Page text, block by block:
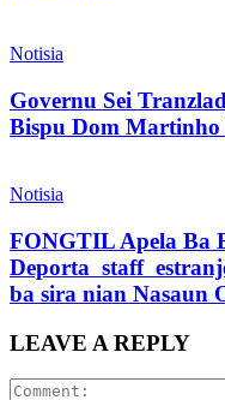
Notisia
Governu Sei
Bispu Dom
Notisia
FONGTIL Apela Ba
Deporta staff
ba sira nian Nasaun
LEAVE A REPLY